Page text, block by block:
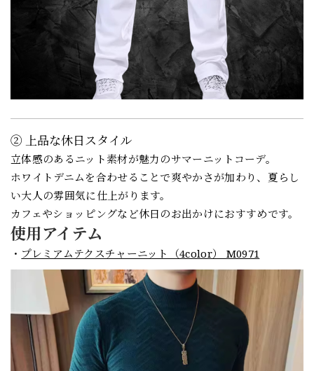
② 上品な休日スタイル
立体感のあるニット素材が魅力のサマーニットコーデ。
ホワイトデニムを合わせることで爽やかさが加わり、夏らし
い大人の雰囲気に仕上がります。
カフェやショッピングなど休日のお出かけにおすすめです。
使用アイテム
・ プレミアムテクスチャーニット（4color） M0971